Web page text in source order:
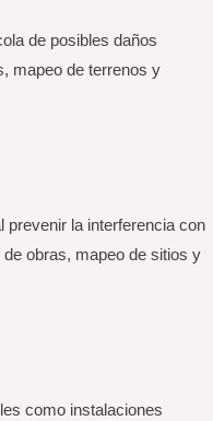
de posibles daños
mapeo de terrenos y
prevenir la interferencia con
obras, mapeo de sitios y
como instalaciones